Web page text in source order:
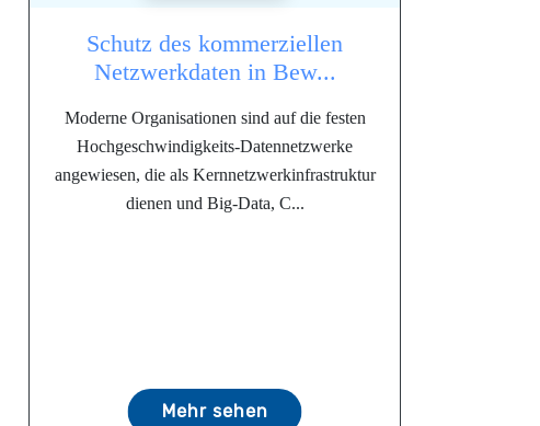
Schutz des kommerziellen
Netzwerkdaten in Bew...
Moderne Organisationen sind auf die festen
Hochgeschwindigkeits-Datennetzwerke
angewiesen, die als Kernnetzwerkinfrastruktur
dienen und Big-Data, C...
Mehr sehen